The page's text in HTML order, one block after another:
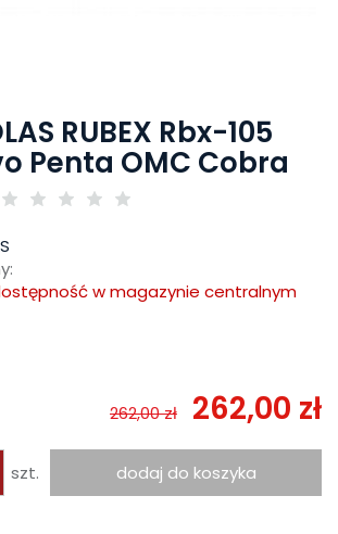
RUBEX Rbx-105
Penta OMC Cobra
w magazynie centralnym
262,00 zł 262,00 zł
szt. dodaj do koszyka